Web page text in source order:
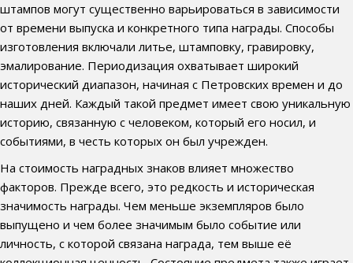
штампов могут существенно варьироваться в зависимости
от времени выпуска и конкретного типа награды. Способы
изготовления включали литье, штамповку, гравировку,
эмалирование. Периодизация охватывает широкий
исторический диапазон, начиная с Петровских времен и до
наших дней. Каждый такой предмет имеет свою уникальную
историю, связанную с человеком, который его носил, и
событиями, в честь которых он был учрежден.
На стоимость наградных знаков влияет множество
факторов. Прежде всего, это редкость и историческая
значимость награды. Чем меньше экземпляров было
выпущено и чем более значимым было событие или
личность, с которой связана награда, тем выше её